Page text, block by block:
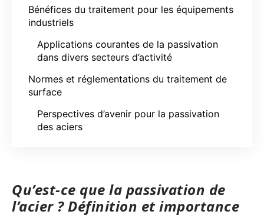
Bénéfices du traitement pour les équipements
industriels
Applications courantes de la passivation
dans divers secteurs d’activité
Normes et réglementations du traitement de
surface
Perspectives d’avenir pour la passivation
des aciers
Qu’est-ce que la passivation de
l’acier ? Définition et importance